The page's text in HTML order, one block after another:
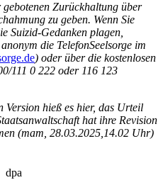
Zurückhaltung über
zu geben. Wenn Sie
Suizid-Gedanken plagen,
die TelefonSeelsorge im
) oder über die kostenlosen
111 0 222 oder 116 123
hieß es hier, das Urteil
hat ihre Revision
(mam, 28.03.2025,14.02 Uhr)
dpa